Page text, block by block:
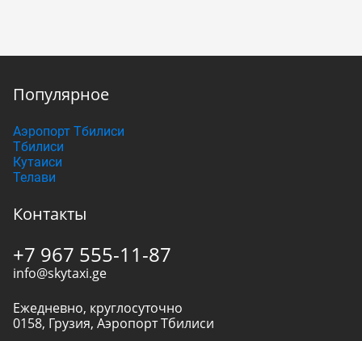
Популярное
Аэропорт Тбилиси
Тбилиси
Кутаиси
Телави
Контакты
+7 967 555-11-87
info@skytaxi.ge
Ежедневно, круглосуточно
0158, Грузия, Аэропорт Тбилиси